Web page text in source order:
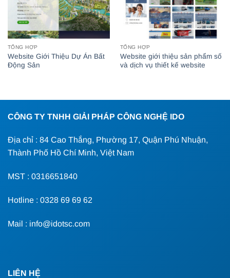
TỔNG HỢP
Website Giới Thiệu Dự Án Bất
Động Sản
TỔNG HỢP
Website giới thiệu sản phẩm số
và dịch vụ thiết kế website
CÔNG TY TNHH GIẢI PHÁP CÔNG NGHỆ IDO
Địa chỉ : 84 Cao Thắng, Phường 17, Quận Phú Nhuận,
Thành Phố Hồ Chí Minh, Việt Nam
MST : 0316651840
Hotline : 0328 69 69 62
Mail : info@idotsc.com
LIÊN HỆ